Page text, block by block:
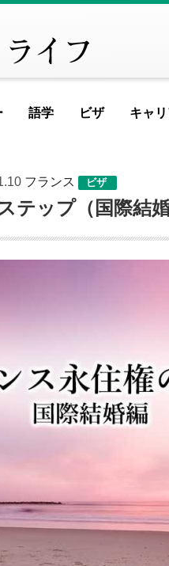
カ
エラ
ア
アイスランド
イギリス
デンマーク
ハンガリー
ブルガリア
アラブ首長国連邦
語学
独学でフ
ビザ キャ
フラ
フランス ビザ
テップ（国際結婚